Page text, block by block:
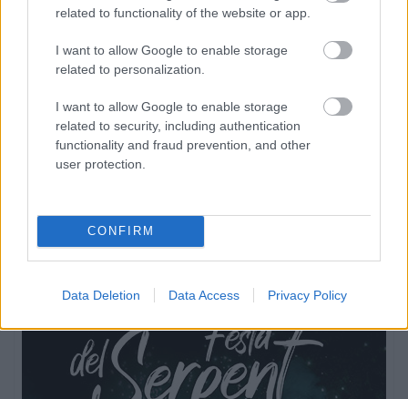
related to functionality of the website or app.
I want to allow Google to enable storage
related to personalization.
I want to allow Google to enable storage
related to security, including authentication
functionality and fraud prevention, and other
user protection.
CONFIRM
Data Deletion Data Access Privacy Policy